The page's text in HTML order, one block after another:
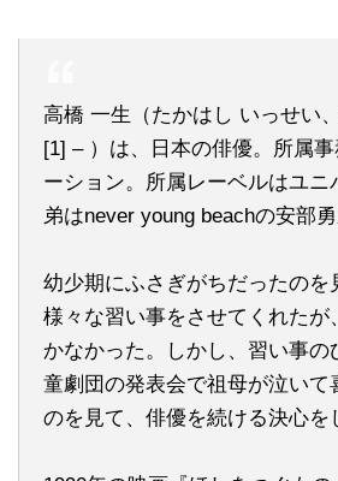
高橋 一生（たかはし いっせい
[1] – ）は、日本の俳優。所属
ーション。所属レーベルはユニ
弟はnever young beachの安部勇
幼少期にふさぎがちだったのを
様々な習い事をさせてくれたが
かなかった。しかし、習い事の
童劇団の発表会で祖母が泣いて
のを見て、俳優を続ける決心を